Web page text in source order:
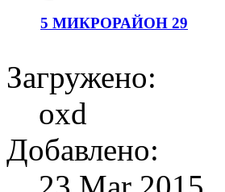
5 МИКРОРАЙОН 29
Загружено:
oxd
Добавлено: